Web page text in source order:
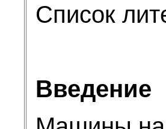
Список
Введение